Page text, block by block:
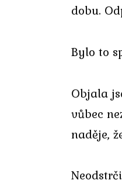
dobu.
Bylo to
Objala
vůbec
naděje,